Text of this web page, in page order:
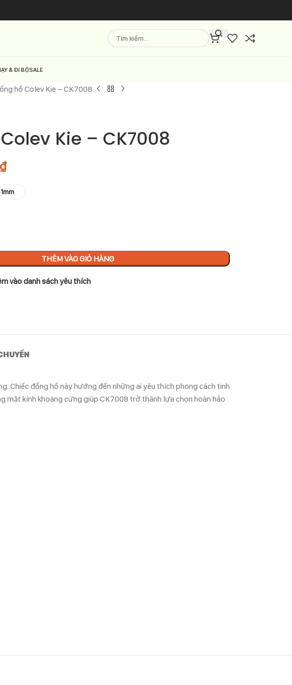
& ĐI BỘSALE
hồ Colev Kie – CK7008
Kie – CK7008
₫
THÊM VÀO GIỎ HÀNG
vào danh sách yêu thích
Chiếc đồng hồ này hướng đến những ai yêu thích phong cách tinh
mặt kính khoáng cứng giúp CK7008 trở thành lựa chọn hoàn hảo